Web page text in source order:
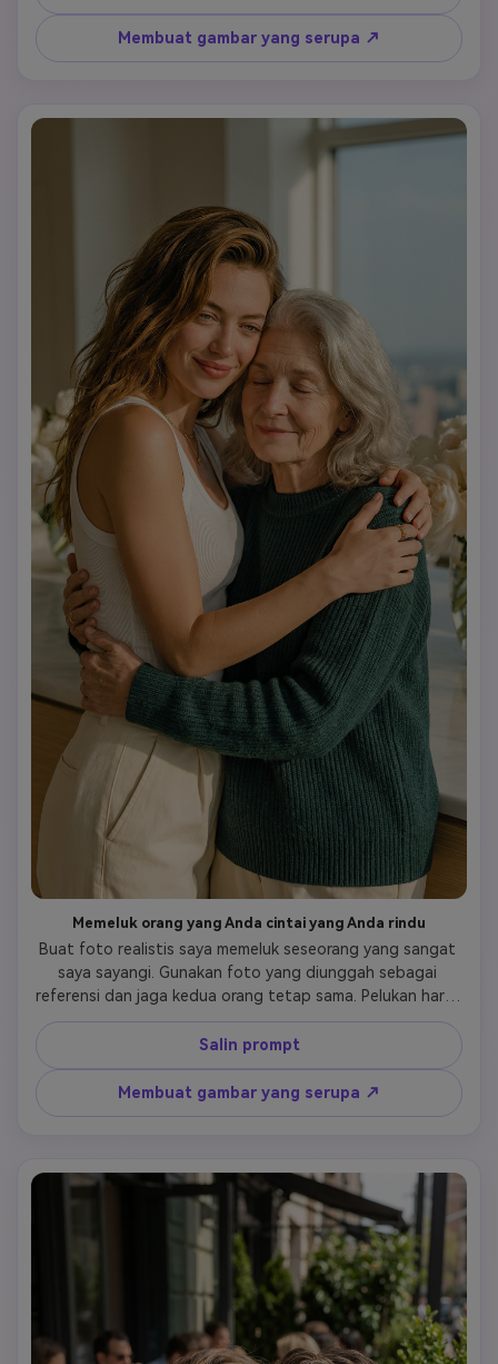
cinta, kepercayaan, dan hubungan keluarga. Bahasa
tubuh yang nyaman tidak ada posisi yang canggung.
Gambar fotorealistis pencahayaan lembut tekstur kulit
Membuat gambar yang serupa ↗
Memeluk orang yang Anda cintai yang Anda rindu
Buat foto realistis saya memeluk seseorang yang sangat
saya sayangi. Gunakan foto yang diunggah sebagai
referensi dan jaga kedua orang tetap sama. Pelukan harus
terasa emosional, menghibur, dan tulus. Kontak tubuh
alami postur santai ekspresi wajah lembut. Gaya
fotorealistis dengan pencahayaan alami dan proporsi
realistis. Tidak ada kartun tidak ada ilustrasi tidak ada
efek buatan.
Salin prompt
Membuat gambar yang serupa ↗